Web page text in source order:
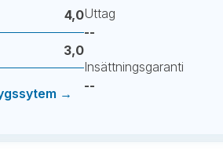
4,0
3,0
→
Uttag
--
Insättningsgaranti
--